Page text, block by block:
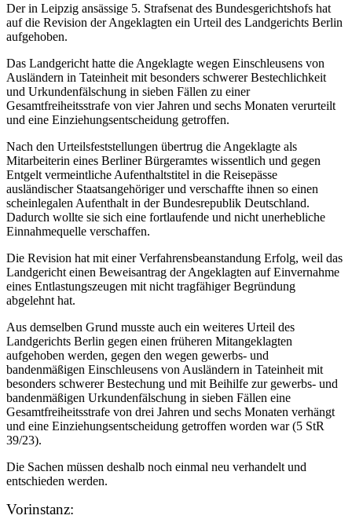
Der in Leipzig ansässige 5. Strafsenat des Bundesgerichtshofs hat
auf die Revision der Angeklagten ein Urteil des Landgerichts Berlin
aufgehoben.
Das Landgericht hatte die Angeklagte wegen Einschleusens von
Ausländern in Tateinheit mit besonders schwerer Bestechlichkeit
und Urkundenfälschung in sieben Fällen zu einer
Gesamtfreiheitsstrafe von vier Jahren und sechs Monaten verurteilt
und eine Einziehungsentscheidung getroffen.
Nach den Urteilsfeststellungen übertrug die Angeklagte als
Mitarbeiterin eines Berliner Bürgeramtes wissentlich und gegen
Entgelt vermeintliche Aufenthaltstitel in die Reisepässe
ausländischer Staatsangehöriger und verschaffte ihnen so einen
scheinlegalen Aufenthalt in der Bundesrepublik Deutschland.
Dadurch wollte sie sich eine fortlaufende und nicht unerhebliche
Einnahmequelle verschaffen.
Die Revision hat mit einer Verfahrensbeanstandung Erfolg, weil das
Landgericht einen Beweisantrag der Angeklagten auf Einvernahme
eines Entlastungszeugen mit nicht tragfähiger Begründung
abgelehnt hat.
Aus demselben Grund musste auch ein weiteres Urteil des
Landgerichts Berlin gegen einen früheren Mitangeklagten
aufgehoben werden, gegen den wegen gewerbs- und
bandenmäßigen Einschleusens von Ausländern in Tateinheit mit
besonders schwerer Bestechung und mit Beihilfe zur gewerbs- und
bandenmäßigen Urkundenfälschung in sieben Fällen eine
Gesamtfreiheitsstrafe von drei Jahren und sechs Monaten verhängt
und eine Einziehungsentscheidung getroffen worden war (5 StR
39/23).
Die Sachen müssen deshalb noch einmal neu verhandelt und
entschieden werden.
Vorinstanz: